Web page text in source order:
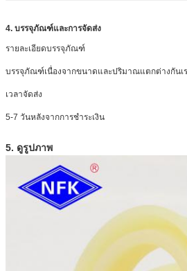
4. บรรจุภัณฑ์และการจัดส่ง
รายละเอียดบรรจุภัณฑ์
บรรจุภัณฑ์เนื่องจากขนาดและปริมาณแตกต่างกันเ
เวลาจัดส่ง
5-7 วันหลังจากการชำระเงิน
5. ดูรูปภาพ